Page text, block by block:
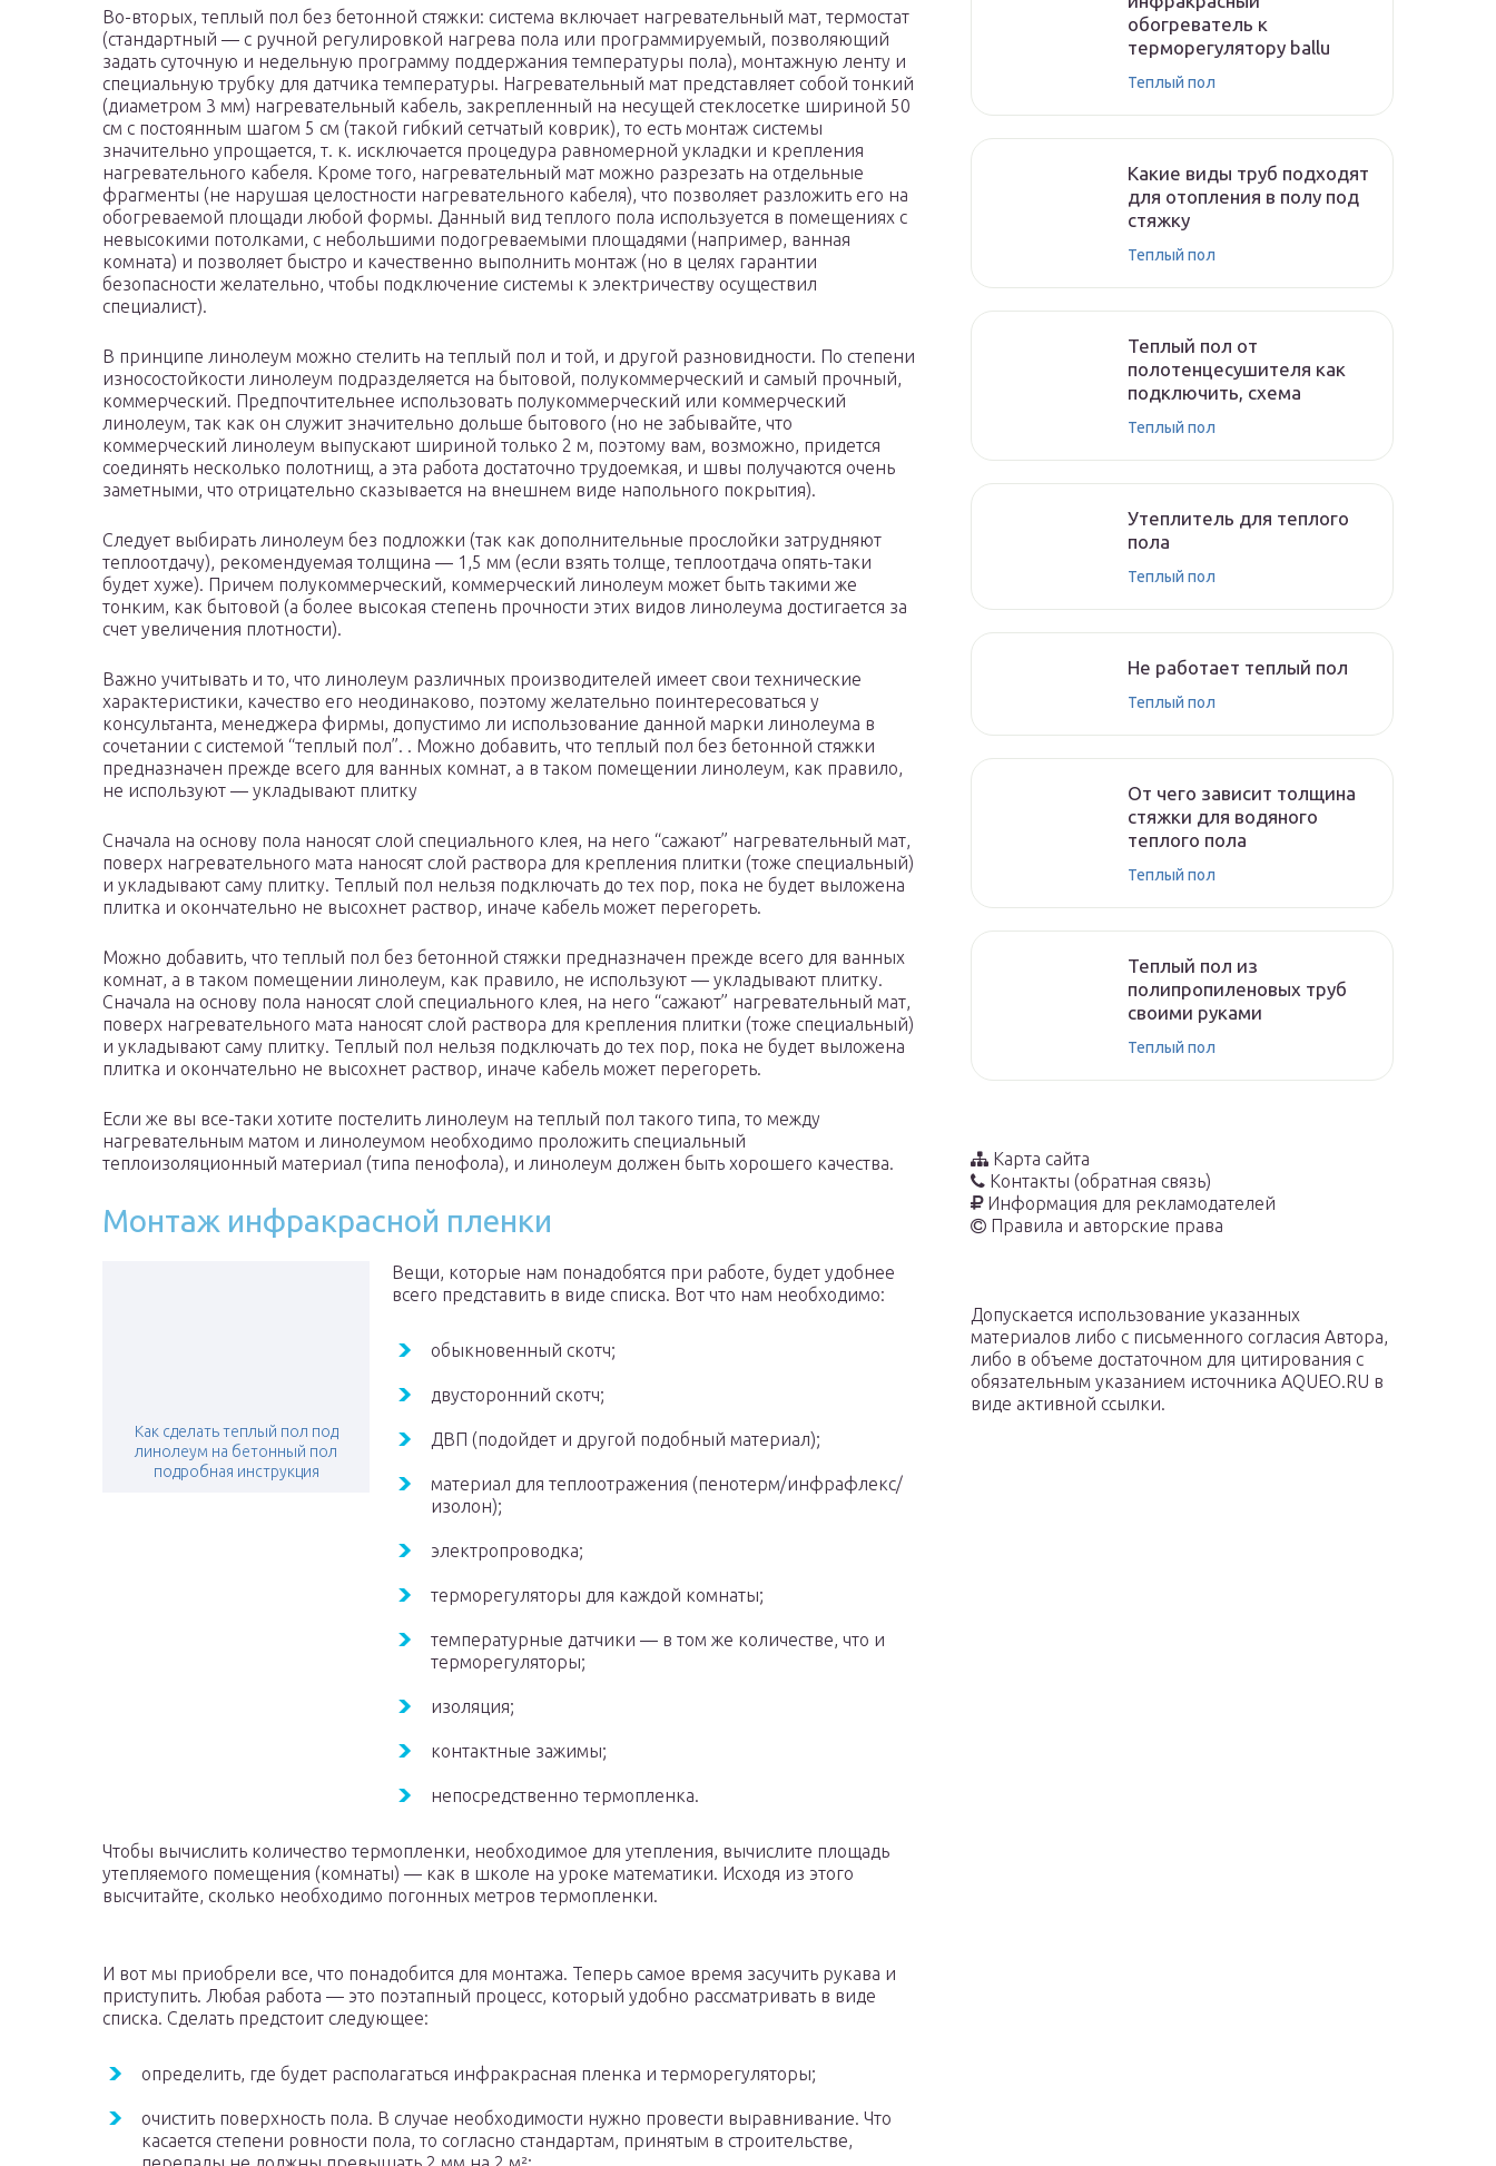
Во-вторых, теплый пол без бетонной стяжки: система включает нагревательный мат, термостат
(стандартный — с ручной регулировкой нагрева пола или программируемый, позволяющий
задать суточную и недельную программу поддержания температуры пола), монтажную ленту и
специальную трубку для датчика температуры. Нагревательный мат представляет собой тонкий
(диаметром 3 мм) нагревательный кабель, закрепленный на несущей стеклосетке шириной 50
см с постоянным шагом 5 см (такой гибкий сетчатый коврик), то есть монтаж системы
значительно упрощается, т. к. исключается процедура равномерной укладки и крепления
нагревательного кабеля. Кроме того, нагревательный мат можно разрезать на отдельные
фрагменты (не нарушая целостности нагревательного кабеля), что позволяет разложить его на
обогреваемой площади любой формы. Данный вид теплого пола используется в помещениях с
невысокими потолками, с небольшими подогреваемыми площадями (например, ванная
комната) и позволяет быстро и качественно выполнить монтаж (но в целях гарантии
безопасности желательно, чтобы подключение системы к электричеству осуществил
специалист).
В принципе линолеум можно стелить на теплый пол и той, и другой разновидности. По степени
износостойкости линолеум подразделяется на бытовой, полукоммерческий и самый прочный,
коммерческий. Предпочтительнее использовать полукоммерческий или коммерческий
линолеум, так как он служит значительно дольше бытового (но не забывайте, что
коммерческий линолеум выпускают шириной только 2 м, поэтому вам, возможно, придется
соединять несколько полотнищ, а эта работа достаточно трудоемкая, и швы получаются очень
заметными, что отрицательно сказывается на внешнем виде напольного покрытия).
Следует выбирать линолеум без подложки (так как дополнительные прослойки затрудняют
теплоотдачу), рекомендуемая толщина — 1,5 мм (если взять толще, теплоотдача опять-таки
будет хуже). Причем полукоммерческий, коммерческий линолеум может быть такими же
тонким, как бытовой (а более высокая степень прочности этих видов линолеума достигается за
счет увеличения плотности).
Важно учитывать и то, что линолеум различных производителей имеет свои технические
характеристики, качество его неодинаково, поэтому желательно поинтересоваться у
консультанта, менеджера фирмы, допустимо ли использование данной марки линолеума в
сочетании с системой “теплый пол”. . Можно добавить, что теплый пол без бетонной стяжки
предназначен прежде всего для ванных комнат, а в таком помещении линолеум, как правило,
не используют — укладывают плитку
Сначала на основу пола наносят слой специального клея, на него “сажают” нагревательный мат,
поверх нагревательного мата наносят слой раствора для крепления плитки (тоже специальный)
и укладывают саму плитку. Теплый пол нельзя подключать до тех пор, пока не будет выложена
плитка и окончательно не высохнет раствор, иначе кабель может перегореть.
Можно добавить, что теплый пол без бетонной стяжки предназначен прежде всего для ванных
комнат, а в таком помещении линолеум, как правило, не используют — укладывают плитку.
Сначала на основу пола наносят слой специального клея, на него “сажают” нагревательный мат,
поверх нагревательного мата наносят слой раствора для крепления плитки (тоже специальный)
и укладывают саму плитку. Теплый пол нельзя подключать до тех пор, пока не будет выложена
плитка и окончательно не высохнет раствор, иначе кабель может перегореть.
Если же вы все-таки хотите постелить линолеум на теплый пол такого типа, то между
нагревательным матом и линолеумом необходимо проложить специальный
теплоизоляционный материал (типа пенофола), и линолеум должен быть хорошего качества.
Монтаж инфракрасной пленки
Как сделать теплый пол под
линолеум на бетонный пол
подробная инструкция
Вещи, которые нам понадобятся при работе, будет удобнее
всего представить в виде списка. Вот что нам необходимо:
обыкновенный скотч;
двусторонний скотч;
ДВП (подойдет и другой подобный материал);
материал для теплоотражения (пенотерм/инфрафлекс/
изолон);
электропроводка;
терморегуляторы для каждой комнаты;
температурные датчики — в том же количестве, что и
терморегуляторы;
изоляция;
контактные зажимы;
непосредственно термопленка.
Чтобы вычислить количество термопленки, необходимое для утепления, вычислите площадь
утепляемого помещения (комнаты) — как в школе на уроке математики. Исходя из этого
высчитайте, сколько необходимо погонных метров термопленки.
И вот мы приобрели все, что понадобится для монтажа. Теперь самое время засучить рукава и
приступить. Любая работа — это поэтапный процесс, который удобно рассматривать в виде
списка. Сделать предстоит следующее:
определить, где будет располагаться инфракрасная пленка и терморегуляторы;
очистить поверхность пола. В случае необходимости нужно провести выравнивание. Что
касается степени ровности пола, то согласно стандартам, принятым в строительстве,
обогреватель к
терморегулятору ballu
Теплый пол
Какие виды труб подходят
для отопления в полу под
стяжку
Теплый пол
Теплый пол от
полотенцесушителя как
подключить, схема
Теплый пол
Утеплитель для теплого
пола
Теплый пол
Не работает теплый пол
Теплый пол
От чего зависит толщина
стяжки для водяного
теплого пола
Теплый пол
Теплый пол из
полипропиленовых труб
своими руками
Теплый пол
Карта сайта
Контакты (обратная связь)
Информация для рекламодателей
Правила и авторские права
Допускается использование указанных
материалов либо с письменного согласия Автора,
либо в объеме достаточном для цитирования с
обязательным указанием источника AQUEO.RU в
виде активной ссылки.